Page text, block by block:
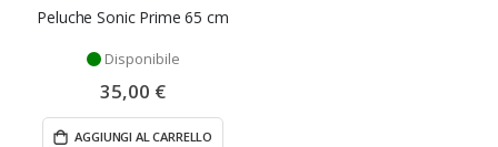
Peluche Sonic Prime 65 cm
Disponibile
35,00 €
AGGIUNGI AL CARRELLO